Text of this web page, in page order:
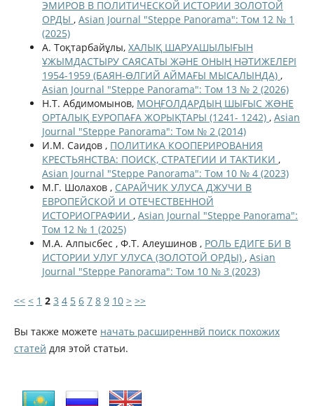
ЭМИРОВ В ПОЛИТИЧЕСКОЙ ИСТОРИИ ЗОЛОТОЙ
ОРДЫ , Asian Journal "Steppe Panorama": Том 12 № 1
(2025)
А. Тоқтарбайұлы, ХАЛЫҚ ШАРУАШЫЛЫҒЫН
ҰЖЫМДАСТЫРУ САЯСАТЫ ЖӘНЕ ОНЫҢ НӘТИЖЕЛЕРІ
1954-1959 (БАЯН-ӨЛГИЙ АЙМАҒЫ МЫСАЛЫНДА) ,
Asian Journal "Steppe Panorama": Том 13 № 2 (2026)
Н.Т. Абдимомынов, МОҢҒОЛДАРДЫҢ ШЫҒЫС ЖƏНЕ
ОРТАЛЫҚ ЕУРОПАҒА ЖОРЫҚТАРЫ (1241- 1242) , Asian
Journal "Steppe Panorama": Том № 2 (2014)
И.М. Саидов , ПОЛИТИКА КООПЕРИРОВАНИЯ
КРЕСТЬЯНСТВА: ПОИСК, СТРАТЕГИИ И ТАКТИКИ ,
Asian Journal "Steppe Panorama": Том 10 № 4 (2023)
М.Г. Шолахов , САРАЙЧИК УЛУСА ДЖУЧИ В
ЕВРОПЕЙСКОЙ И ОТЕЧЕСТВЕННОЙ
ИСТОРИОГРАФИИ , Asian Journal "Steppe Panorama":
Том 12 № 1 (2025)
М.А. Алпысбес , Ф.Т. Алеушинов , РОЛЬ ЕДИГЕ БИ В
ИСТОРИИ УЛУГ УЛУСА (ЗОЛОТОЙ ОРДЫ) , Asian
Journal "Steppe Panorama": Том 10 № 3 (2023)
<< < 1 2 3 4 5 6 7 8 9 10 > >>
Вы также можете начать расширеннвй поиск похожих
статей для этой статьи.